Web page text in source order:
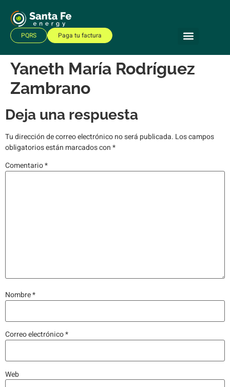
PQRS Paga tu factura
Yaneth María Rodríguez
Zambrano
Deja una respuesta
Tu dirección de correo electrónico no será publicada. Los campos
obligatorios están marcados con*
Comentario*
Nombre*
Correo electrónico*
Web